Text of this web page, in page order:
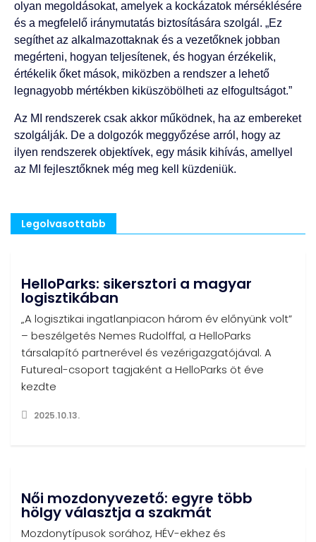
olyan megoldásokat, amelyek a kockázatok mérséklésére
és a megfelelő iránymutatás biztosítására szolgál. „Ez
segíthet az alkalmazottaknak és a vezetőknek jobban
megérteni, hogyan teljesítenek, és hogyan érzékelik,
értékelik őket mások, miközben a rendszer a lehető
legnagyobb mértékben kiküszöbölheti az elfogultságot.”
Az MI rendszerek csak akkor működnek, ha az embereket
szolgálják. De a dolgozók meggyőzése arról, hogy az
ilyen rendszerek objektívek, egy másik kihívás, amellyel
az MI fejlesztőknek még meg kell küzdeniük.
Legolvasottabb
HelloParks: sikersztori a magyar
logisztikában
„A logisztikai ingatlanpiacon három év előnyünk volt”
– beszélgetés Nemes Rudolffal, a HelloParks
társalapító partnerével és vezérigazgatójával. A
Futureal-csoport tagjaként a HelloParks öt éve
kezdte
2025.10.13.
Női mozdonyvezető: egyre több
hölgy választja a szakmát
Mozdonytípusok sorához, HÉV-ekhez és